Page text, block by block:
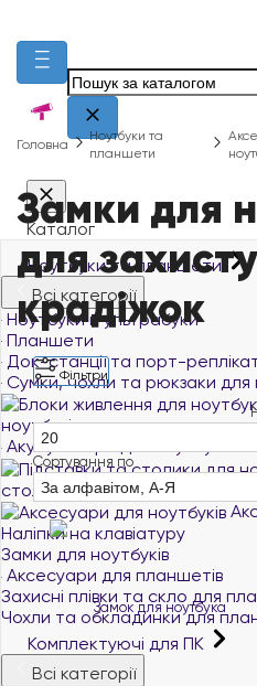
Каталог
Ноутбуки та планшети
Всі категорії
Ноутбуки й ультрабуки
Планшети
Док-станції та порт-
Сумки, чохли та рюкзаки для
ноутбуків
Акумулятори для ноутбуків
столики для ноутбуків
Наліпки на клавіатуру
Замки для ноутбуків
Аксесуари для планшетів
Захисні плівки та скло для
Чохли та обкладинки для
Комплектуючі для ПК
Всі категорії
Головна
Ноутбуки та
планшети
Замки для
для
крадіжок
Фільтри
20
Сортування по
За алфавітом, А-Я